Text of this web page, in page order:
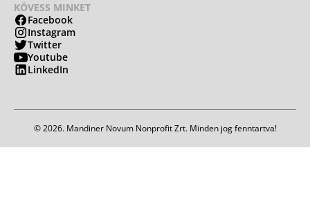
KÖVESS MINKET
Facebook
Instagram
Twitter
Youtube
LinkedIn
© 2026. Mandiner Novum Nonprofit Zrt. Minden jog fenntartva!